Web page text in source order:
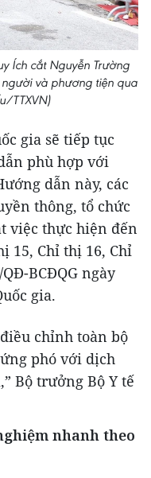
Ích cắt Nguyễn Trường
và phương tiện qua
TTXVN)
gia sẽ tiếp tục
phù hợp với
dẫn này, các
thông, tổ chức
việc thực hiện đến
15, Chỉ thị 16, Chỉ
BCĐQG ngày
gia.
chỉnh toàn bộ
phó với dịch
Bộ trưởng Bộ Y tế
nhanh theo